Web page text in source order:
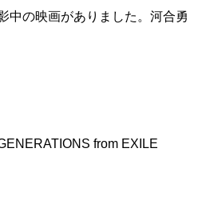
中の映画がありました。 河合勇
from EXILE